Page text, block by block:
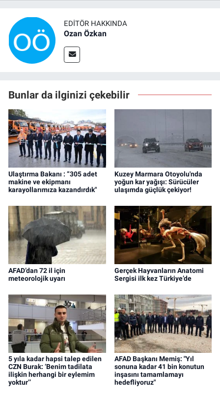
EDITÖR HAKKINDA
Ozan Özkan
Bunlar da ilginizi çekebilir
Ulaştırma Bakanı : “305 adet
makine ve ekipmanı
karayollarımıza kazandırdık"
Kuzey Marmara Otoyolu'nda
yoğun kar yağışı: Sürücüler
ulaşımda güçlük çekiyor!
AFAD’dan 72 il için
meteorolojik uyarı
Gerçek Hayvanların Anatomi
Sergisi ilk kez Türkiye’de
5 yıla kadar hapsi talep edilen
CZN Burak: ‘Benim tadilata
ilişkin herhangi bir eylemim
yoktur’’
AFAD Başkanı Memiş: "Yıl
sonuna kadar 41 bin konutun
inşasını tamamlamayı
hedefliyoruz"